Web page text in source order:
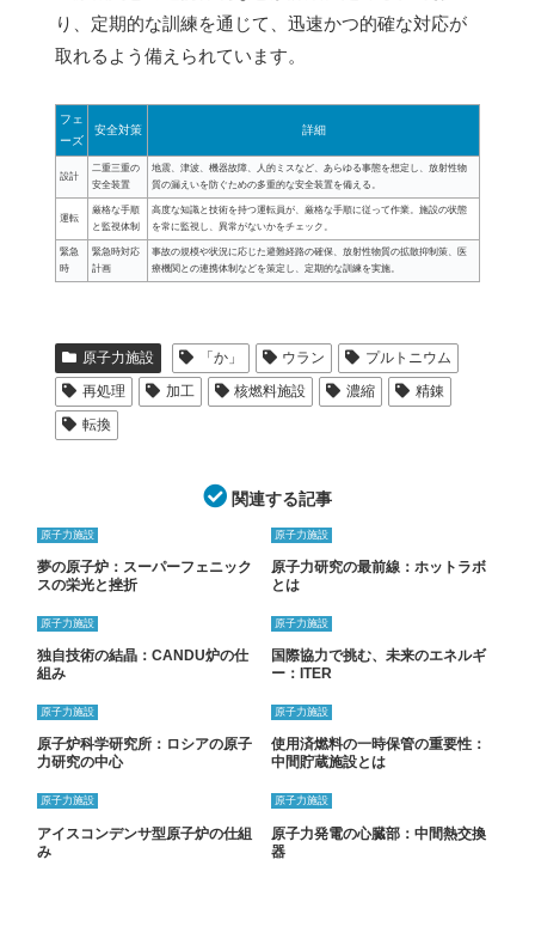
り、定期的な訓練を通じて、迅速かつ的確な対応が
取れるよう備えられています。
フェ
ーズ
安全対策 詳細
設計
二重三重の
安全装置
地震、津波、機器故障、人的ミスなど、あらゆる事態を想定し、放射性物
質の漏えいを防ぐための多重的な安全装置を備える。
運転
厳格な手順
と監視体制
高度な知識と技術を持つ運転員が、厳格な手順に従って作業。施設の状態
を常に監視し、異常がないかをチェック。
緊急
時
緊急時対応
計画
事故の規模や状況に応じた避難経路の確保、放射性物質の拡散抑制策、医
療機関との連携体制などを策定し、定期的な訓練を実施。
原子力施設 「か」 ウラン
プルトニウム
再処理
加工 核燃料施設 濃縮
精錬
転換
関連する記事
原子力施設
夢の原子炉：スーパーフェニック
スの栄光と挫折
原子力施設
原子力研究の最前線：ホットラボ
とは
原子力施設
独自技術の結晶：CANDU炉の仕
組み
原子力施設
国際協力で挑む、未来のエネルギ
ー：ITER
原子力施設
原子炉科学研究所：ロシアの原子
力研究の中心
原子力施設
使用済燃料の一時保管の重要性：
中間貯蔵施設とは
原子力施設
アイスコンデンサ型原子炉の仕組
み
原子力施設
原子力発電の心臓部：中間熱交換
器